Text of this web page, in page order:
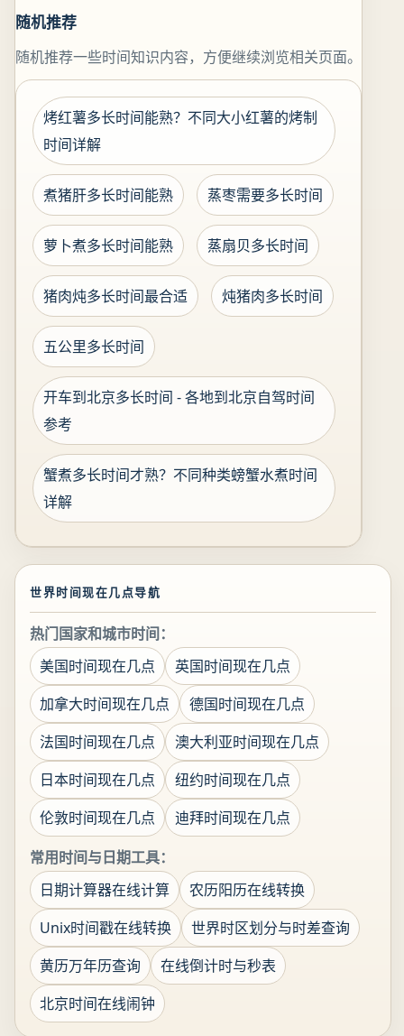
随机推荐
随机推荐一些时间知识内容，方便继续浏览相关页面。
烤红薯多长时间能熟？不同大小红薯的烤制
时间详解
煮猪肝多长时间能熟 蒸枣需要多长时间
萝卜煮多长时间能熟 蒸扇贝多长时间
猪肉炖多长时间最合适 炖猪肉多长时间
五公里多长时间
开车到北京多长时间 - 各地到北京自驾时间
参考
蟹煮多长时间才熟？不同种类螃蟹水煮时间
详解
世界时间现在几点导航
热门国家和城市时间：
美国时间现在几点
英国时间现在几点
加拿大时间现在几点
德国时间现在几点
法国时间现在几点
澳大利亚时间现在几点
日本时间现在几点
纽约时间现在几点
伦敦时间现在几点
迪拜时间现在几点
常用时间与日期工具：
日期计算器在线计算
农历阳历在线转换
Unix时间戳在线转换
世界时区划分与时差查询
黄历万年历查询
在线倒计时与秒表
北京时间在线闹钟